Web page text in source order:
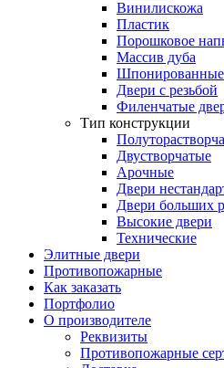
Винилискожа
Пластик
Порошковое
Массив дуба
Шпонированные
Двери с резьбой
Филенчатые
Тип конструкции
Двустворчатые
Арочные
Двери
Двери больших
Высокие двери
Технические
Элитные двери
Противопожарные
Как заказать
Портфолио
О производителе
Реквизиты
Противопожарные